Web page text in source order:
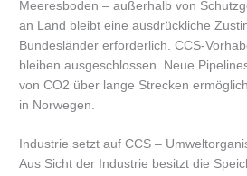
Meeresboden – außerhalb von
an Land bleibt eine ausdrückliche
Bundesländer erforderlich. CCS-
bleiben ausgeschlossen. Neue
von CO2 über lange Strecken
in Norwegen.
Industrie setzt auf CCS –
Aus Sicht der Industrie besitzt die